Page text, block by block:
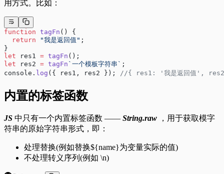
用方式。比如：
function tagFn () {
  return
"我是返回值" ;
}
let res1 = tagFn ();
let res2 = tagFn `一个模板字符串` ;
console. log ({ res1, res2 }); //{ res1: '我是返回值',
内置的标签函数
JS 中只有一个内置标签函数 —— String.raw ，用于获取模字
符串的原始字符串形式，即：
处理替换(例如替换${name}为变量实际的值)
不处理转义序列(例如 \n)